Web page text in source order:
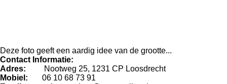
Deze foto geeft een aardig idee van de grootte...
Contact Informatie:
Adres: Nootweg 25, 1231 CP Loosdrecht
Mobiel: 06 10 68 73 91